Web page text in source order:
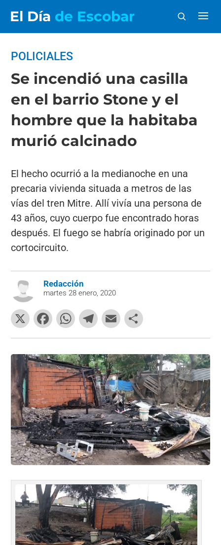
El Día de Escobar
POLICIALES
Se incendió una casilla
en el barrio Stone y el
hombre que la habitaba
murió calcinado
El hecho ocurrió a la medianoche en una
precaria vivienda situada a metros de las
vías del tren Mitre. Allí vivía una persona de
43 años, cuyo cuerpo fue encontrado horas
después. El fuego se habría originado por un
cortocircuito.
Redacción
martes 28 enero, 2020
X
F
a
c
e
b
o
o
k
W
h
at
s
A
p
p
T
el
e
gr
a
m
E
m
ai
l
o
m
p
ar
tir